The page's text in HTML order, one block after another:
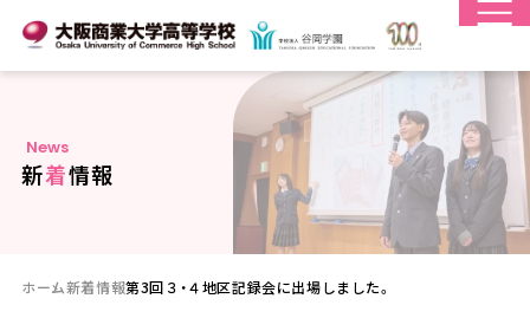
News
新着情報
ホーム新着情報第3回３・４地区記録会に出場しました。